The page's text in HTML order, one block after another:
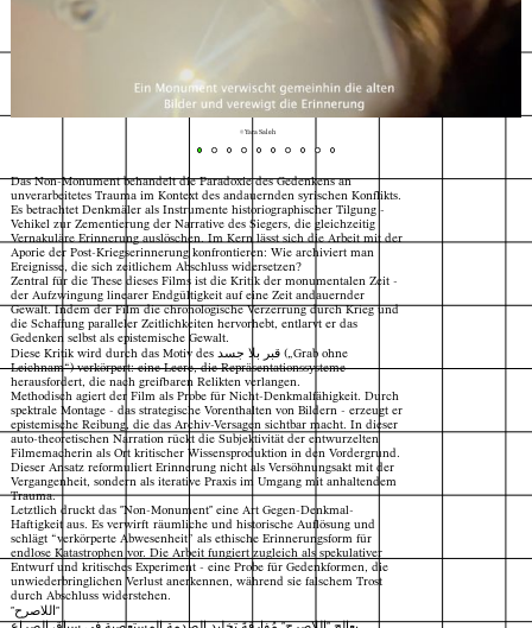
© Yara Saleh
Das Non-Monument behandelt die Paradoxie des Gedenkens an
unverarbeitetes Trauma im Kontext des andauernden syrischen Konflikts.
Es betrachtet Denkmäler als Instrumente historiographischer Tilgung -
Vehikel zur Zementierung der Narrative des Siegers, die gleichzeitig
Vernakuläre Erinnerung auslöschen. Im Kern lässt sich die Arbeit mit der
Aporie der Post-Kriegserinnerung konfrontieren: Wie archiviert man
Ereignisse, die sich zeitlichem Abschluss widersetzen?
Zentral für die These dieses Films ist die Kritik der monumentalen Zeit -
der Aufzwingung linearer Endgültigkeit auf eine Zeit andauernder
Gewalt. Indem der Film die chronologische Verzerrung durch Krieg und
die Schaffung paralleler Zeitlichkeiten hervorhebt, entlarvt er das
Gedenken selbst als epistemische Gewalt.
Diese Kritik wird durch das Motiv des قبر بلا جسد („Grab ohne
Leichnam“) verkörpert: eine Leere, die Repräsentationssysteme
herausfordert, die nach greifbaren Relikten verlangen.
Methodisch agiert der Film als Probe für Nicht-Denkmalfähigkeit. Durch
spektrale Montage - das strategische Vorenthalten von Bildern - erzeugt er
epistemische Reibung, die das Archiv-Versagen sichtbar macht. In dieser
auto-theoretischen Narration rückt die Subjektivität der entwurzelten
Filmemacherin als Ort kritischer Wissensproduktion in den Vordergrund.
Dieser Ansatz reformuliert Erinnerung nicht als Versöhnungsakt mit der
Vergangenheit, sondern als iterative Praxis im Umgang mit anhaltendem
Trauma.
Letztlich druckt das "Non-Monument" eine Art Gegen-Denkmal-
Haftigkeit aus. Es verwirft räumliche und historische Auflösung und
schlägt “verkörperte Abwesenheit” als ethische Erinnerungsform für
endlose Katastrophen vor. Die Arbeit fungiert zugleich als spekulativer
Entwurf und kritisches Experiment - eine Probe für Gedenkformen, die
unwiederbringlichen Verlust anerkennen, während sie falschem Trost
durch Abschluss widerstehen.
"اللاصرح"